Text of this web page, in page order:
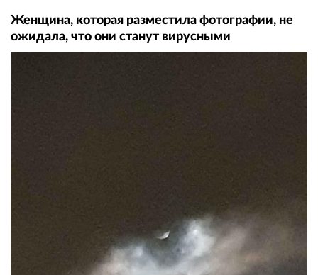
Женщина, которая разместила фотографии, не
ожидала, что они станут вирусными